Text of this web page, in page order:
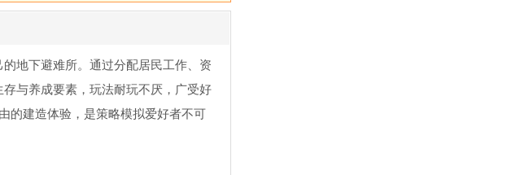
地下避难所。通过分配居民工作、资
与养成要素，玩法耐玩不厌，广受好
的建造体验，是策略模拟爱好者不可